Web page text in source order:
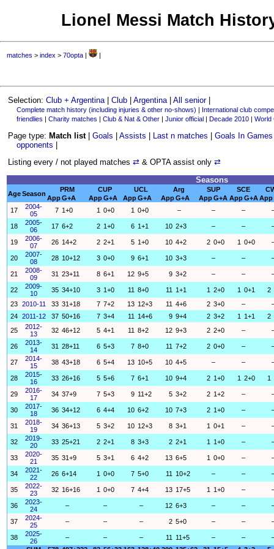
Lionel Messi Match
matches >index >70opta | |
Selection:Club + Argentina |Club |Argentina |All senior|
Complete match history (including injuries & other no-shows) | International club
friendlies | Charity matches | Club & Nat & Other| Junior official| Decade 2010| World
Page type: Match list|Goals |Assists Last n matches |Goals In Games
opponents
Listing every / not played matches⇄ & OPTA assist only⇄
Seasons
AgeSeason
PRM CUP UCL Arg SUP SCE
AppG+A AppG+A AppG+A AppG+A AppG+A AppG+AApp
17
2004-
05
7 1+0 1 0+0 1 0+0 – – –
18
2005-
06
17 6+2 2 1+0 6 1+1 10 2+3 – –
19
2006-
07
26 14+2 2 2+1 5 1+0 10 4+2 2 0+0 1 0+0
20
2007-
08
28 10+12 3 0+0 9 6+1 10 3+3 – –
21
2008-
09
31 23+11 8 6+1 12 9+5 9 3+2 – –
22
2009-
10
35 34+10 3 1+0 11 8+0 11 1+1 1 2+0 1 0+1 2
23 2010-11 33 31+18 7 7+2 13 12+3 11 4+6 2 3+0 –
24 2011-12 37 50+16 7 3+4 11 14+6 9 9+4 2 3+2 1 1+1 2
25
2012-
13
32 46+12 5 4+1 11 8+2 12 9+3 2 2+0 –
26
2013-
14
31 28+11 6 5+3 7 8+0 11 7+2 2 0+0 –
27
2014-
15
38 43+18 6 5+4 13 10+5 10 4+5 – –
28
2015-
16
33 26+16 5 5+6 7 6+1 10 9+4 2 1+0 1 2+0 1
29
2016-
17
34 37+9 7 5+3 9 11+2 5 3+2 2 1+2 –
30
2017-
18
36 34+12 6 4+4 10 6+2 10 7+3 2 1+0 –
31
2018-
19
34 36+13 5 3+2 10 12+3 8 3+1 1 0+1 –
32
2019-
20
33 25+21 2 2+1 8 3+3 2 2+1 1 1+0 –
33
2020-
21
35 31+9 5 3+1 6 4+2 13 6+5 1 0+0 –
34
2021-
22
26 6+14 1 0+0 7 5+0 11 10+2 – –
35
2022-
23
32 16+16 1 0+0 7 4+4 13 17+5 1 1+0 –
36
2023-
24
– – – 12 6+3 – –
37
2024-
25
– – – 2 5+0 – –
38
2025-
26
– – – 11 11+5 – –